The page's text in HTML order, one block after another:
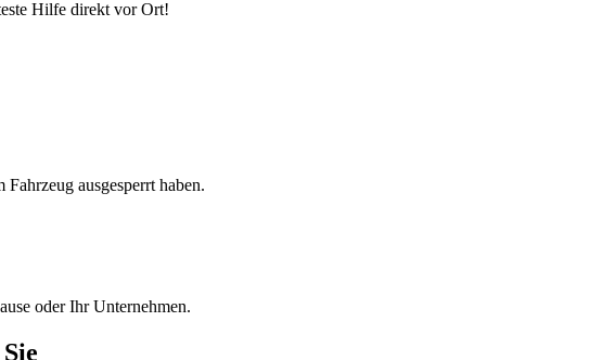
Hilfe direkt vor Ort!
ausgesperrt haben.
oder Ihr Unternehmen.